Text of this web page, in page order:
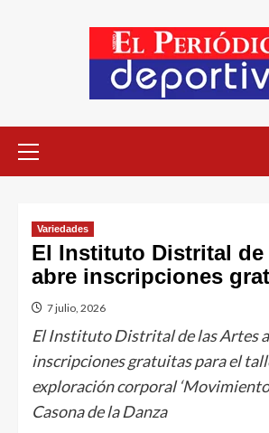
Variedades
El Instituto Distrital de
abre inscripciones
7 julio, 2026
El Instituto Distrital de las Artes
inscripciones gratuitas para el
exploración corporal ‘Movimiento
Casona de la Danza